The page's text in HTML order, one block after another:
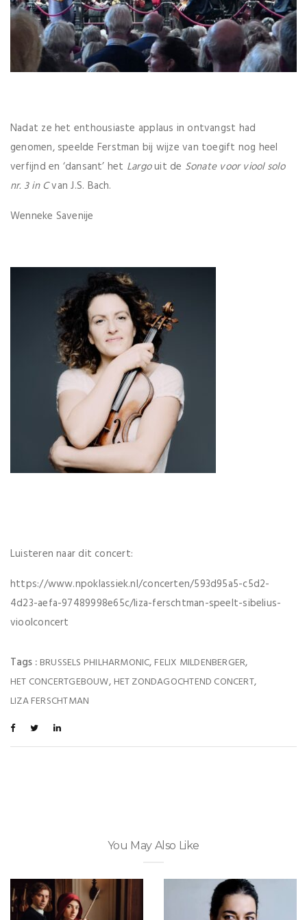
Nadat ze het enthousiaste applaus in ontvangst had
genomen, speelde Ferstman bij wijze van toegift nog heel
verfijnd en ‘dansant’ het Largouit de Sonate voor viool solo
nr. 3 in Cvan J.S. Bach.
Wenneke Savenije
Luisteren naar dit concert:
https://www.npoklassiek.nl/concerten/593d95a5-c5d2-
4d23-aefa-97489998e65c/liza-ferschtman-speelt-sibelius-
vioolconcert
Tags : BRUSSELS PHILHARMONIC, FELIX MILDENBERGER,
HET CONCERTGEBOUW, HET ZONDAGOCHTEND CONCERT,
LIZA FERSCHTMAN
You May Also Like